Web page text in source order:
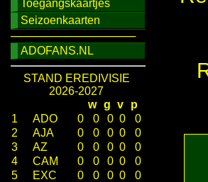
Toegangskaartjes
Seizoenkaarten
────────────────
ADOFANS.NL
STAND EREDIVISIE
2026-2027
w g v
p
1
ADO 0 0 0 0
0
2
AJA 0 0 0 0
0
3
AZ 0 0 0 0
0
4
CAM 0 0 0 0
0
5
EXC 0 0 0 0
0